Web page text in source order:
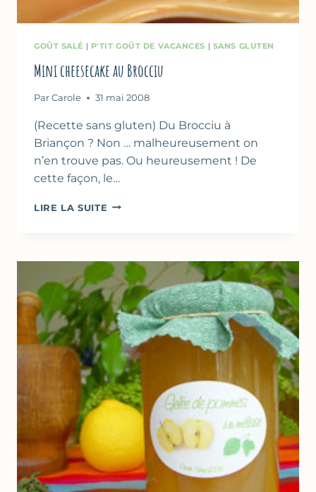
GOÛT SALÉ | P'TIT GOÛT DE VACANCES | SANS GLUTEN
Mini cheesecake au Brocciu
Par Carole 31 mai 2008
(Recette sans gluten) Du Brocciu à
Briançon ? Non … malheureusement on
n’en trouve pas. Ou heureusement ! De
cette façon, le…
LIRE LA SUITE MINI